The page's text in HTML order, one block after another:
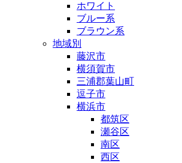
ホワイト
ブルー系
ブラウン系
地域別
藤沢市
横須賀市
三浦郡葉山町
逗子市
横浜市
都筑区
瀬谷区
南区
西区